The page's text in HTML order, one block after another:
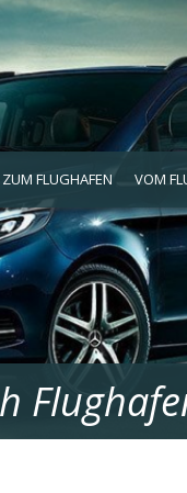
ZUM FLUGHAFEN VOM